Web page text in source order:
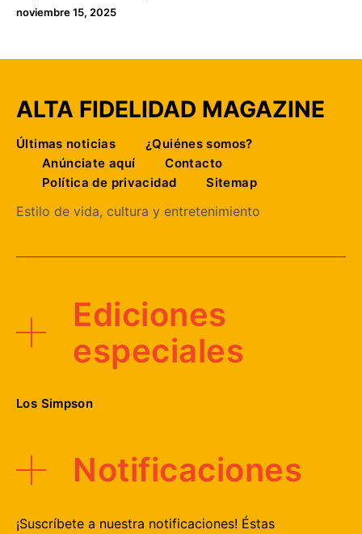
noviembre 15, 2025
ALTA FIDELIDAD MAGAZINE
Últimas noticias
¿Quiénes somos?
Anúnciate aquí
Contacto
Política de privacidad
Sitemap
Estilo de vida, cultura y entretenimiento
Ediciones
especiales
Los Simpson
Notificaciones
¡Suscríbete a nuestra notificaciones! Éstas